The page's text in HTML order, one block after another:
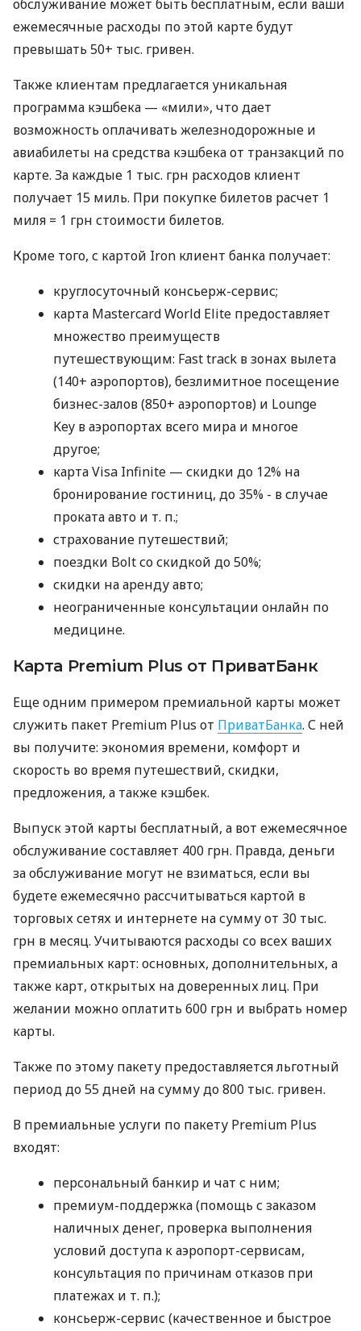
обслуживание может быть бесплатным, если ваши
ежемесячные расходы по этой карте будут
превышать 50+ тыс. гривен.
Также клиентам предлагается уникальная
программа кэшбека — «мили», что дает
возможность оплачивать железнодорожные и
авиабилеты на средства кэшбека от транзакций по
карте. За каждые 1 тыс. грн расходов клиент
получает 15 миль. При покупке билетов расчет 1
миля = 1 грн стоимости билетов.
Кроме того, с картой Iron клиент банка получает:
круглосуточный консьерж-сервис;
карта Mastercard World Elite предоставляет
множество преимуществ
путешествующим: Fast track в зонах вылета
(140+ аэропортов), безлимитное посещение
бизнес-залов (850+ аэропортов) и Lounge
Key в аэропортах всего мира и многое
другое;
карта Visa Infinite — скидки до 12% на
бронирование гостиниц, до 35% - в случае
проката авто и т. п.;
страхование путешествий;
поездки Bolt со скидкой до 50%;
скидки на аренду авто;
неограниченные консультации онлайн по
медицине.
Карта Premium Plus от ПриватБанк
Еще одним примером премиальной карты может
служить пакет Premium Plus от ПриватБанка. С ней
вы получите: экономия времени, комфорт и
скорость во время путешествий, скидки,
предложения, а также кэшбек.
Выпуск этой карты бесплатный, а вот ежемесячное
обслуживание составляет 400 грн. Правда, деньги
за обслуживание могут не взиматься, если вы
будете ежемесячно рассчитываться картой в
торговых сетях и интернете на сумму от 30 тыс.
грн в месяц. Учитываются расходы со всех ваших
премиальных карт: основных, дополнительных, а
также карт, открытых на доверенных лиц. При
желании можно оплатить 600 грн и выбрать номер
карты.
Также по этому пакету предоставляется льготный
период до 55 дней на сумму до 800 тыс. гривен.
В премиальные услуги по пакету Premium Plus
входят:
персональный банкир и чат с ним;
премиум-поддержка (помощь с заказом
наличных денег, проверка выполнения
условий доступа к аэропорт-сервисам,
консультация по причинам отказов при
платежах и т. п.);
консьерж-сервис (качественное и быстрое